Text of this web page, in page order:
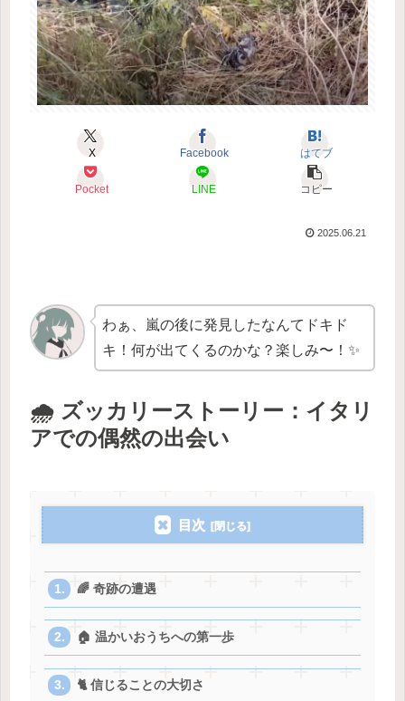
X Facebook はてブ
Pocket LINE コピー
2025.06.21
わぁ、嵐の後に発見したなんてドキド
キ！何が出てくるのかな？楽しみ〜！✨
🌧️ ズッカリーストーリー：イタリ
アでの偶然の出会い
目次
🌈 奇跡の遭遇
🏠 温かいおうちへの第一歩
🐈 信じることの大切さ